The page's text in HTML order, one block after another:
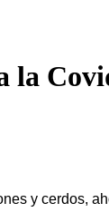
la
y cerdos,